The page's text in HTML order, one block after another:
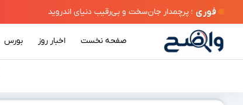
فوری
صفحه نخست اخبار روز بورس